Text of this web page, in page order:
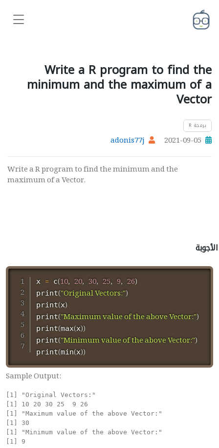
Write a R program to find the
minimum and the maximum of a
Vector
برمجة R
2021-09-05
adonis77j
Write a R program to find the minimum and the
maximum of a Vector.
الأجوبة
x = c(10, 20, 30, 25, 9, 26)
print("Original Vectors:")
print(x)
print("Maximum value of the above Vector:")
print(max(x))
print("Minimum value of the above Vector:")
print(min(x))
Sample Output:
[1] "Original Vectors:"
[1] 10 20 30 25  9 26
[1] "Maximum value of the above Vector:"
[1] 30
[1] "Minimum value of the above Vector:"
[1] 9